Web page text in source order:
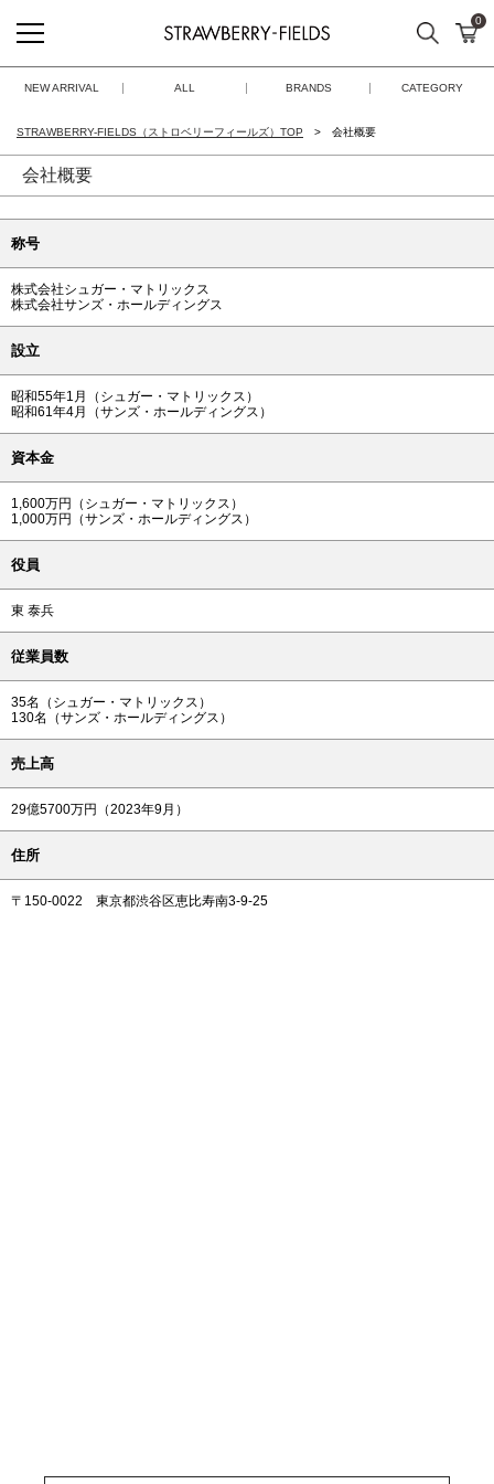
STRAWBERRY-FIELDS
検索 カ
0
NEW ARRIVAL ALL BRANDS CATEGORY
STRAWBERRY-FIELDS（ストロベリーフィールズ）TOP 会社概要
会社概要
称号
株式会社シュガー・マトリックス
株式会社サンズ・ホールディングス
設立
昭和55年1月（シュガー・マトリックス）
昭和61年4月（サンズ・ホールディングス）
資本金
1,600万円（シュガー・マトリックス）
1,000万円（サンズ・ホールディングス）
役員
東 泰兵
従業員数
35名（シュガー・マトリックス）
130名（サンズ・ホールディングス）
売上高
29億5700万円（2023年9月）
住所
〒150-0022 東京都渋谷区恵比寿南3-9-25